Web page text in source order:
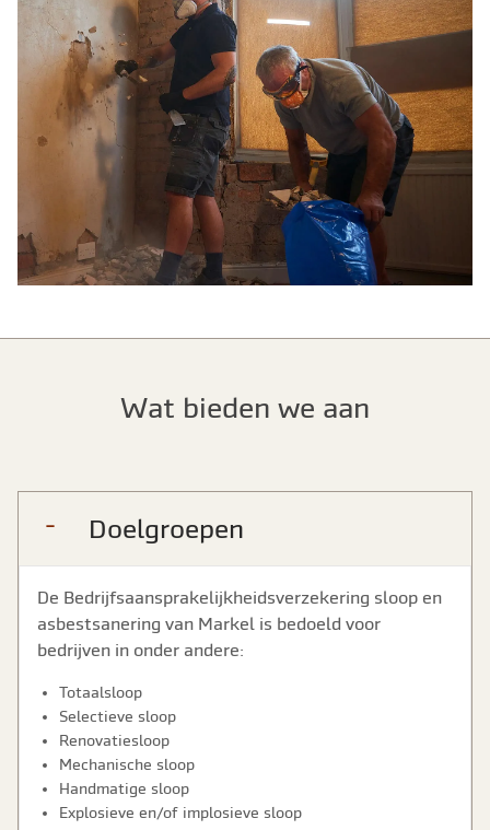
Wat bieden we aan
Doelgroepen
De Bedrijfsaansprakelijkheidsverzekering sloop en
asbestsanering van Markel is bedoeld voor
bedrijven in onder andere:
Totaalsloop
Selectieve sloop
Renovatiesloop
Mechanische sloop
Handmatige sloop
Explosieve en/of implosieve sloop